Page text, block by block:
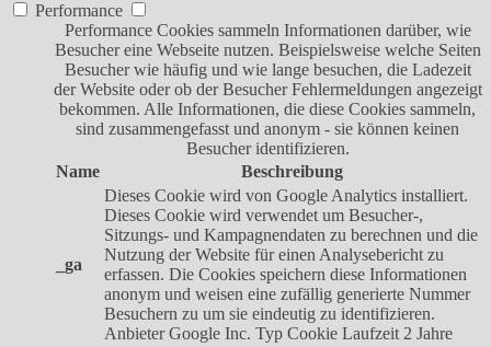
Performance
Performance Cookies sammeln Informationen darüber, wie
Besucher eine Webseite nutzen. Beispielsweise welche Seiten
Besucher wie häufig und wie lange besuchen, die Ladezeit
der Website oder ob der Besucher Fehlermeldungen angezeigt
bekommen. Alle Informationen, die diese Cookies sammeln,
sind zusammengefasst und anonym - sie können keinen
Besucher identifizieren.
Name
Beschreibung
_ga
Dieses Cookie wird von Google Analytics installiert.
Dieses Cookie wird verwendet um Besucher-,
Sitzungs- und Kampagnendaten zu berechnen und die
Nutzung der Website für einen Analysebericht zu
erfassen. Die Cookies speichern diese Informationen
anonym und weisen eine zufällig generierte Nummer
Besuchern zu um sie eindeutig zu identifizieren.
Anbieter Google Inc. Typ Cookie Laufzeit 2 Jahre